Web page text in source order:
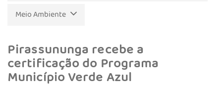
Meio Ambiente
Pirassununga recebe a
certificação do Programa
Município Verde Azul